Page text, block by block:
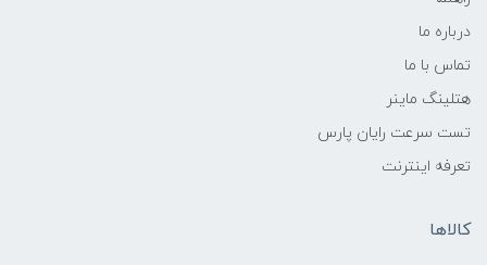
درباره ما
تماس با ما
هتلینگ ماینر
تست سرعت رایان پارس
تعرفه اینترنت
کالاها